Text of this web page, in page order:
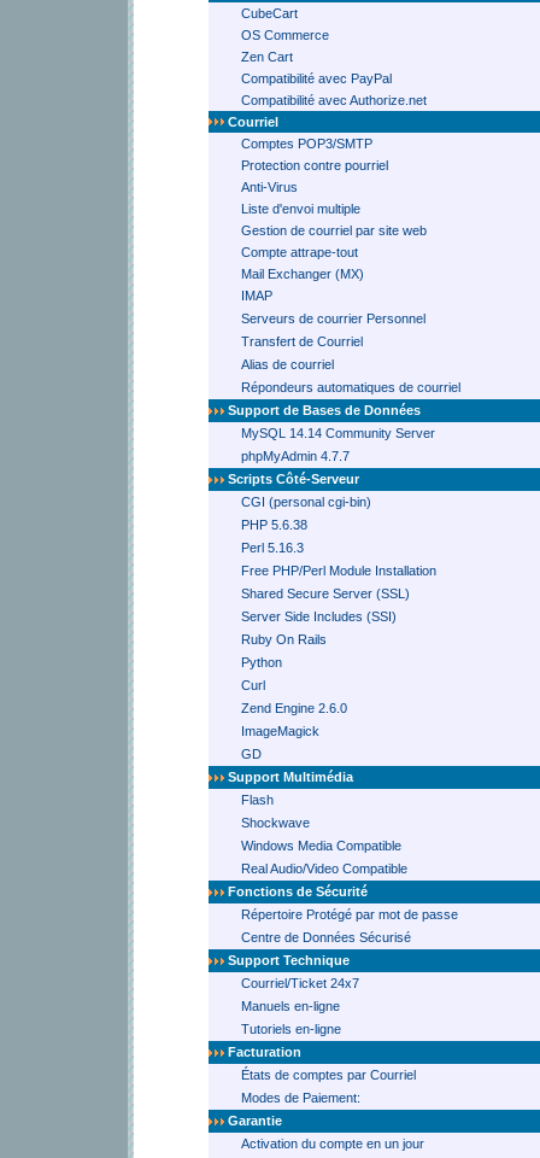
CubeCart
OS Commerce
Zen Cart
Compatibilité avec PayPal
Compatibilité avec Authorize.net
Courriel
Comptes POP3/SMTP
Protection contre pourriel
Anti-Virus
Liste d'envoi multiple
Gestion de courriel par site web
Compte attrape-tout
Mail Exchanger (MX)
IMAP
Serveurs de courrier Personnel
Transfert de Courriel
Alias de courriel
Répondeurs automatiques de courriel
Support de Bases de Données
MySQL 14.14 Community Server
phpMyAdmin 4.7.7
Scripts Côté-Serveur
CGI (personal cgi-bin)
PHP 5.6.38
Perl 5.16.3
Free PHP/Perl Module Installation
Shared Secure Server (SSL)
Server Side Includes (SSI)
Ruby On Rails
Python
Curl
Zend Engine 2.6.0
ImageMagick
GD
Support Multimédia
Flash
Shockwave
Windows Media Compatible
Real Audio/Video Compatible
Fonctions de Sécurité
Répertoire Protégé par mot de passe
Centre de Données Sécurisé
Support Technique
Courriel/Ticket 24x7
Manuels en-ligne
Tutoriels en-ligne
Facturation
États de comptes par Courriel
Modes de Paiement:
Garantie
Activation du compte en un jour